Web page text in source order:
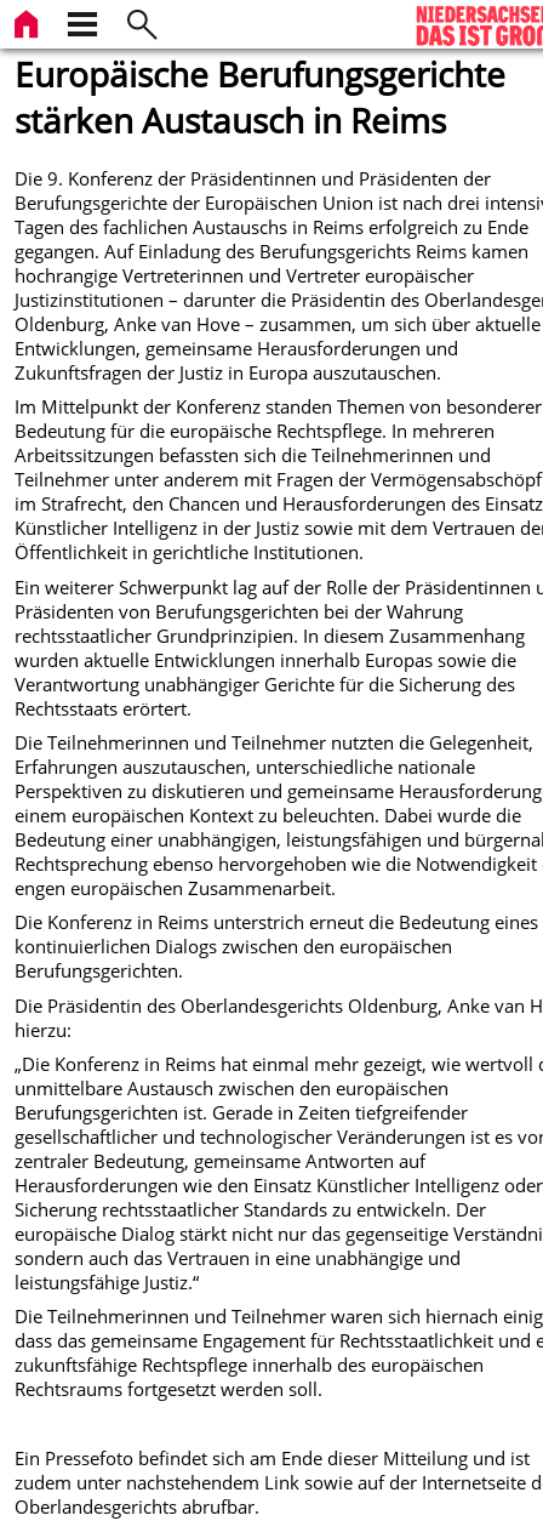
Europäische Berufungsgerichte
stärken Austausch in Reims
Die 9. Konferenz der Präsidentinnen und Präsidenten der
Berufungsgerichte der Europäischen Union ist nach drei
Tagen des fachlichen Austauschs in Reims erfolgreich zu Ende
gegangen. Auf Einladung des Berufungsgerichts Reims kamen
hochrangige Vertreterinnen und Vertreter europäischer
Justizinstitutionen – darunter die Präsidentin des
Oldenburg, Anke van Hove – zusammen, um sich über aktuelle
Entwicklungen, gemeinsame Herausforderungen und
Zukunftsfragen der Justiz in Europa auszutauschen.
Im Mittelpunkt der Konferenz standen Themen von besonderer
Bedeutung für die europäische Rechtspflege. In mehreren
Arbeitssitzungen befassten sich die Teilnehmerinnen und
Teilnehmer unter anderem mit Fragen der
im Strafrecht, den Chancen und Herausforderungen des
Künstlicher Intelligenz in der Justiz sowie mit dem Vertrauen
Öffentlichkeit in gerichtliche Institutionen.
Ein weiterer Schwerpunkt lag auf der Rolle der Präsidentinnen
Präsidenten von Berufungsgerichten bei der Wahrung
rechtsstaatlicher Grundprinzipien. In diesem Zusammenhang
wurden aktuelle Entwicklungen innerhalb Europas sowie die
Verantwortung unabhängiger Gerichte für die Sicherung des
Rechtsstaats erörtert.
Die Teilnehmerinnen und Teilnehmer nutzten die Gelegenheit,
Erfahrungen auszutauschen, unterschiedliche nationale
Perspektiven zu diskutieren und gemeinsame
einem europäischen Kontext zu beleuchten. Dabei wurde die
Bedeutung einer unabhängigen, leistungsfähigen und
Rechtsprechung ebenso hervorgehoben wie die Notwendigkeit
engen europäischen Zusammenarbeit.
Die Konferenz in Reims unterstrich erneut die Bedeutung eines
kontinuierlichen Dialogs zwischen den europäischen
Berufungsgerichten.
Die Präsidentin des Oberlandesgerichts Oldenburg, Anke van
hierzu:
„Die Konferenz in Reims hat einmal mehr gezeigt, wie wertvoll
unmittelbare Austausch zwischen den europäischen
Berufungsgerichten ist. Gerade in Zeiten tiefgreifender
gesellschaftlicher und technologischer Veränderungen ist es
zentraler Bedeutung, gemeinsame Antworten auf
Herausforderungen wie den Einsatz Künstlicher Intelligenz
Sicherung rechtsstaatlicher Standards zu entwickeln. Der
europäische Dialog stärkt nicht nur das gegenseitige
sondern auch das Vertrauen in eine unabhängige und
leistungsfähige Justiz.“
Die Teilnehmerinnen und Teilnehmer waren sich hiernach
dass das gemeinsame Engagement für Rechtsstaatlichkeit und
zukunftsfähige Rechtspflege innerhalb des europäischen
Rechtsraums fortgesetzt werden soll.
Ein Pressefoto befindet sich am Ende dieser Mitteilung und ist
zudem unter nachstehendem Link sowie auf der Internetseite
Oberlandesgerichts abrufbar.